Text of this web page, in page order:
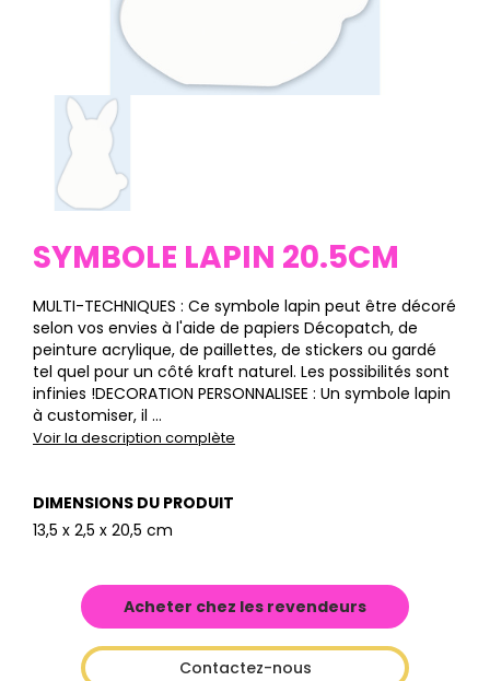
SYMBOLE LAPIN 20.5CM
MULTI-TECHNIQUES : Ce symbole lapin peut être décoré
selon vos envies à l'aide de papiers Décopatch, de
peinture acrylique, de paillettes, de stickers ou gardé
tel quel pour un côté kraft naturel. Les possibilités sont
infinies !DECORATION PERSONNALISEE : Un symbole lapin
à customiser, il ...
Voir la description complète
DIMENSIONS DU PRODUIT
13,5 x 2,5 x 20,5 cm
Acheter chez les revendeurs
Contactez-nous